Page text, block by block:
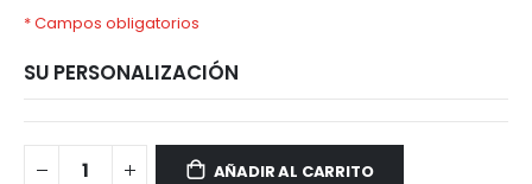
* Campos obligatorios
SU PERSONALIZACIÓN
AÑADIR AL CARRITO